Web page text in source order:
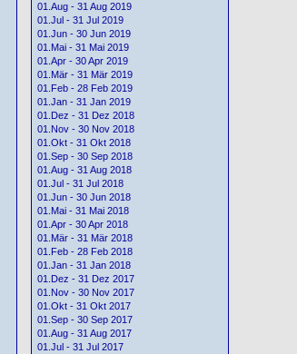
01.Aug - 31 Aug 2019
01.Jul - 31 Jul 2019
01.Jun - 30 Jun 2019
01.Mai - 31 Mai 2019
01.Apr - 30 Apr 2019
01.Mär - 31 Mär 2019
01.Feb - 28 Feb 2019
01.Jan - 31 Jan 2019
01.Dez - 31 Dez 2018
01.Nov - 30 Nov 2018
01.Okt - 31 Okt 2018
01.Sep - 30 Sep 2018
01.Aug - 31 Aug 2018
01.Jul - 31 Jul 2018
01.Jun - 30 Jun 2018
01.Mai - 31 Mai 2018
01.Apr - 30 Apr 2018
01.Mär - 31 Mär 2018
01.Feb - 28 Feb 2018
01.Jan - 31 Jan 2018
01.Dez - 31 Dez 2017
01.Nov - 30 Nov 2017
01.Okt - 31 Okt 2017
01.Sep - 30 Sep 2017
01.Aug - 31 Aug 2017
01.Jul - 31 Jul 2017